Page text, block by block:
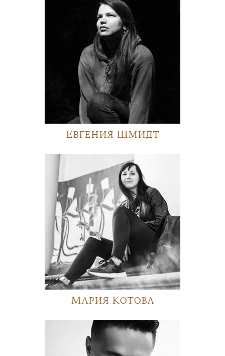
Евгения Шмидт
Мария Котова